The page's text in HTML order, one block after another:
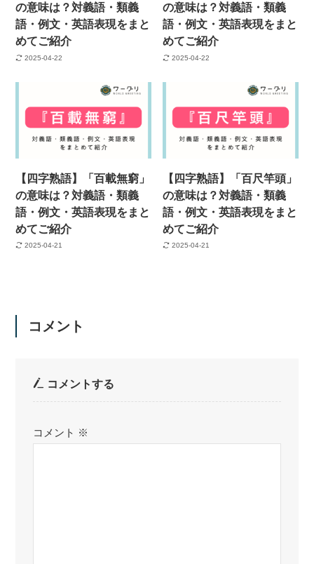
の意味は？対義語・類義
語・例文・英語表現をまと
めてご紹介
2025-04-22
の意味は？対義語・類義
語・例文・英語表現をまと
めてご紹介
2025-04-22
【四字熟語】「百載無窮」
の意味は？対義語・類義
語・例文・英語表現をまと
めてご紹介
2025-04-21
【四字熟語】「百尺竿頭」
の意味は？対義語・類義
語・例文・英語表現をまと
めてご紹介
2025-04-21
コメント
コメントする
コメント ※